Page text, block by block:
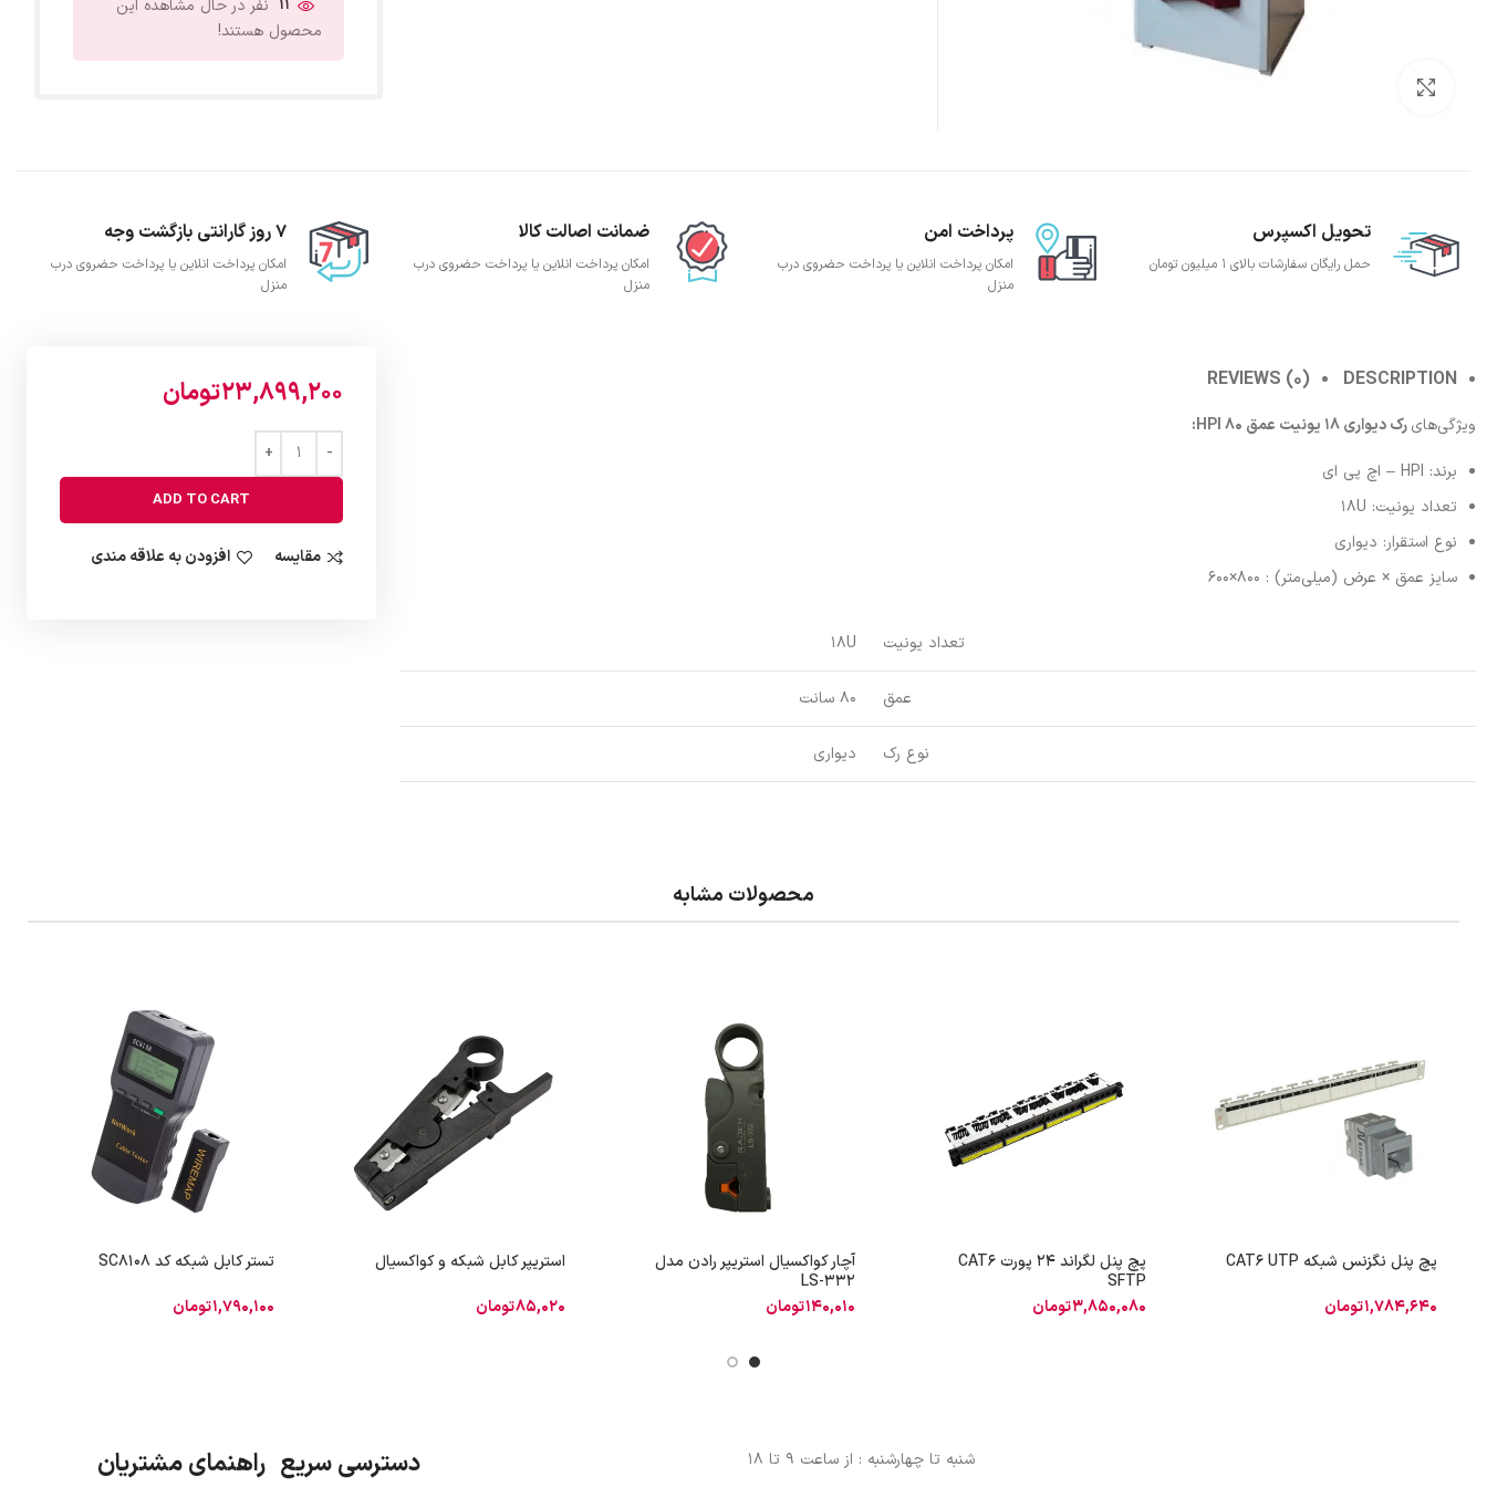
نفر در حال مشاهده این
محصول هستند!
تحویل اکسپرس
حمل رایگان سفارشات بالای 1 میلیون تومان
پرداخت امن
امکان پرداخت انلاین یا پرداخت حضروی درب
منزل
ضمانت اصالت کالا
امکان پرداخت انلاین یا پرداخت حضروی درب
منزل
7 روز گارانتی بازگشت وجه
امکان پرداخت انلاین یا پرداخت حضروی درب
منزل
DESCRIPTION
REVIEWS (0)
ویژگی‌هایرک دیواری 18 یونیت عمق 80 HPI:
برند: HPI – اچ پی ای
تعداد یونیت: 18U
نوع استقرار: دیواری
سایز عمق × عرض (میلی‌متر) : 800×600
تعداد یونیت 18U
عمق 80 سانت
نوع رک دیواری
23,899,200تومان
ADD TO CART
مقایسه افزودن به علاقه مندی
محصولات مشابه
پچ پنل نگزنس شبکه CAT6 UTP
1,784,640تومان
پچ پنل لگراند 24 پورت CAT6
SFTP
3,850,080تومان
آچار کواکسیال استریپر رادن مدل
LS-332
140,010تومان
استریپر کابل شبکه و کواکسیال
85,020تومان
تستر کابل شبکه کد SC8108
1,790,100تومان
شنبه تا چهارشنبه : از ساعت 9 تا 18 دسترسی سریع راهنمای مشتریان